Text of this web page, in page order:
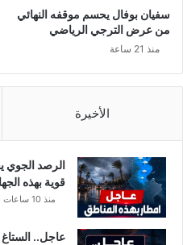
ا
ع
ا
ط
ع
سفيان بوفال يحسم موقفه النهائي
من عرض الترجي الرياضي
منذ 21 ساعة
الأخيرة
الرصد الجوي
قوية بهذه
منذ 10 ساعات
عاجل.. الستاغ